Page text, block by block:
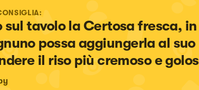
sul tavolo la Certosa fresca,
possa aggiungerla al
il riso più cremoso e